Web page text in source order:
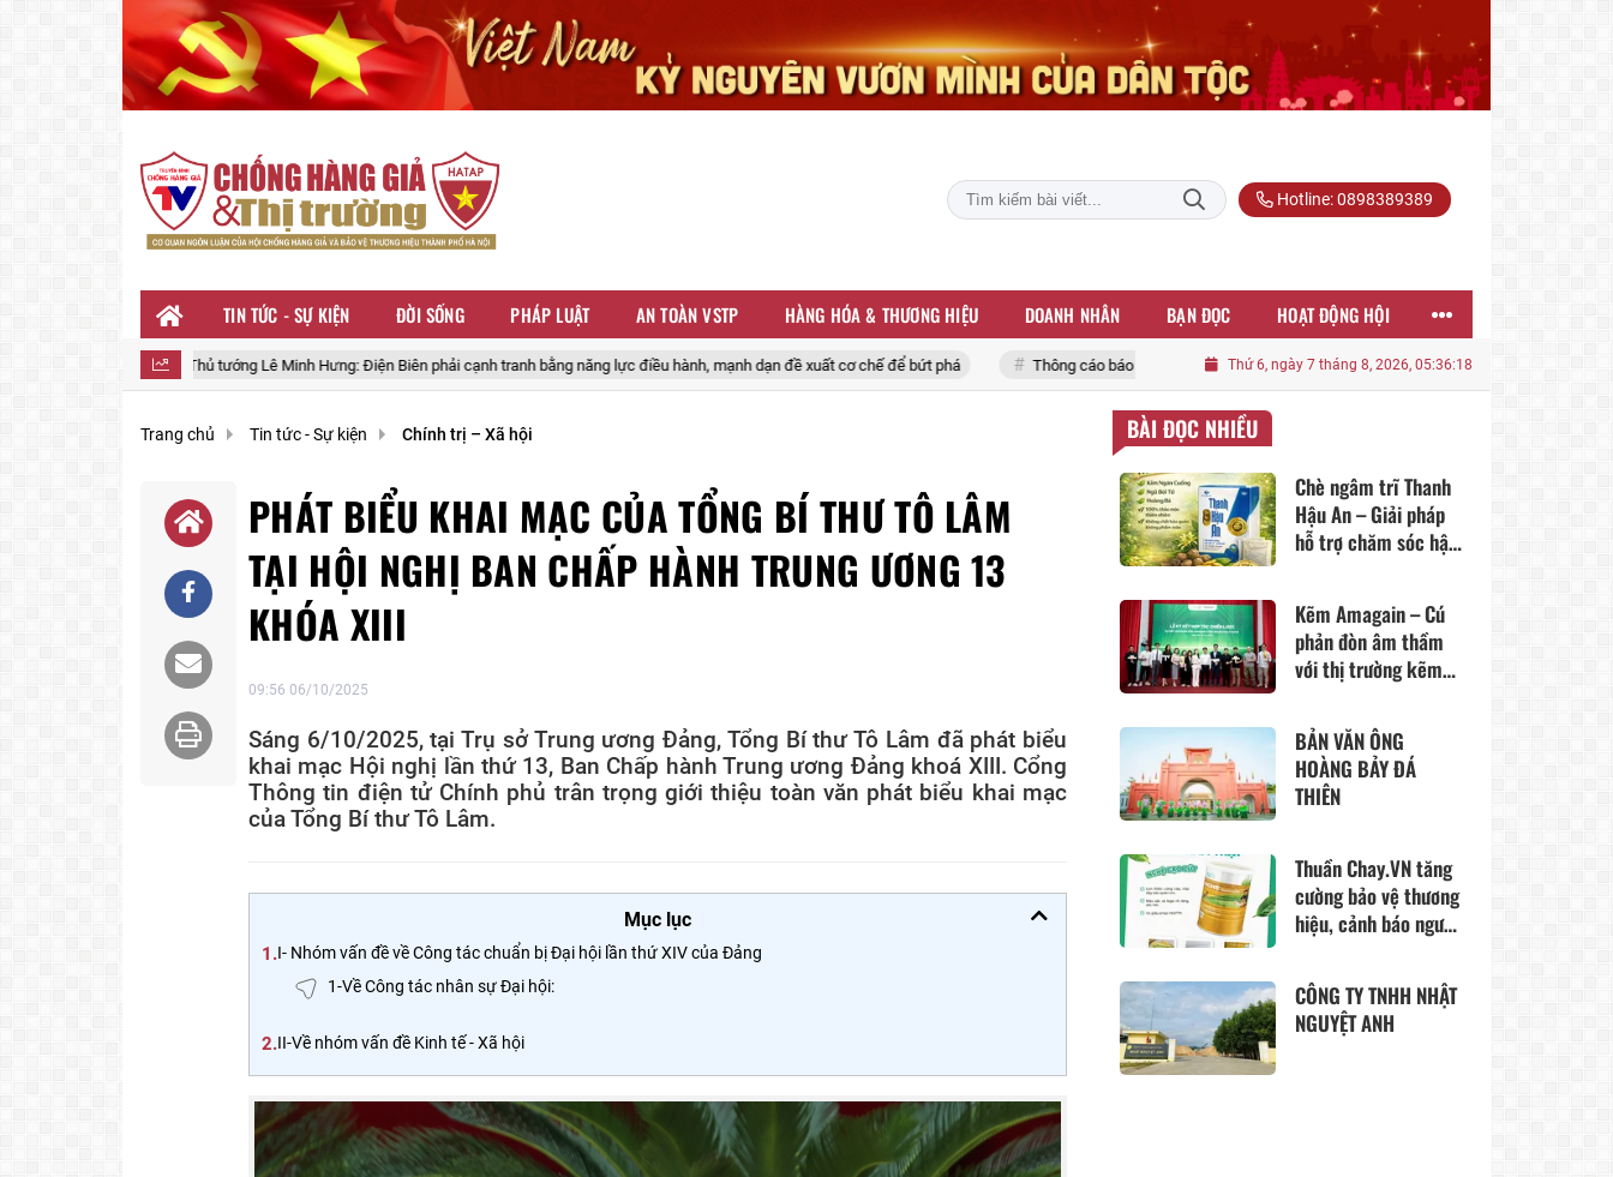
Hotline: 0898389389
TIN TỨC - SỰ KIỆN ĐỜI SỐNG PHÁP LUẬT AN TOÀN VSTP HÀNG HÓA & THƯƠNG HIỆU DOANH NHÂN BẠN ĐỌC HOẠT ĐỘNG HỘI
Thủ tướng Lê Minh Hưng: Điện Biên phải cạnh tranh bằng năng lực điều hành, mạnh dạn đề xuất cơ chế để bứt phá Thông cáo báo chí ngày làm việc thứ năm và bế mạc Hội nghị Trung ương 3 khoá XIV
Thứ 6, ngày 7 tháng 8, 2026, 05:36:20
Trang chủ Tin tức - Sự kiện Chính trị – Xã hội
PHÁT BIỂU KHAI MẠC CỦA TỔNG BÍ THƯ TÔ LÂM
TẠI HỘI NGHỊ BAN CHẤP HÀNH TRUNG ƯƠNG 13
KHÓA XIII
09:56 06/10/2025
Sáng 6/10/2025, tại Trụ sở Trung ương Đảng, Tổng Bí thư Tô Lâm đã phát biểu
khai mạc Hội nghị lần thứ 13, Ban Chấp hành Trung ương Đảng khoá XIII. Cổng
Thông tin điện tử Chính phủ trân trọng giới thiệu toàn văn phát biểu khai mạc
của Tổng Bí thư Tô Lâm.
Mục lục
1.I- Nhóm vấn đề về Công tác chuẩn bị Đại hội lần thứ XIV của Đảng
1-Về Công tác nhân sự Đại hội:
2.II-Về nhóm vấn đề Kinh tế - Xã hội
BÀI ĐỌC NHIỀU
Chè ngâm trĩ Thanh
Hậu An – Giải pháp
hỗ trợ chăm sóc hậu
nhiên
Kẽm Amagain – Cú
phản đòn âm thầm
với thị trường kẽm
nhiều “lỗ hổng”?
BẢN VĂN ÔNG
HOÀNG BẢY ĐÁ
THIÊN
Thuần Chay.VN tăng
cường bảo vệ thương
hiệu, cảnh báo người
cơ hàng giả
CÔNG TY TNHH NHẬT
NGUYỆT ANH